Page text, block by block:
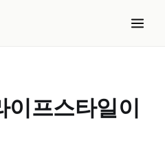
이프스타일이